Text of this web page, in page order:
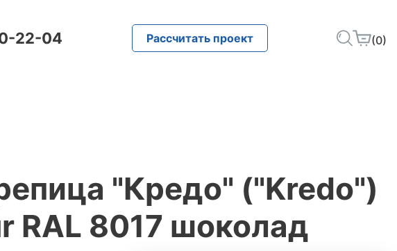
22-04 Рассчитать проект (0)
"Кредо" ("Kredo")
RAL 8017 шоколад